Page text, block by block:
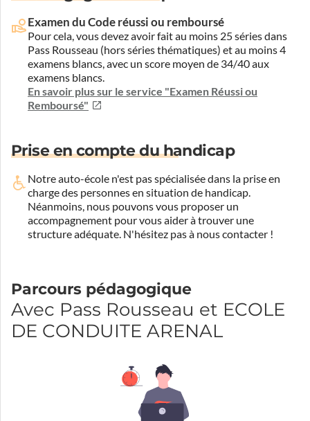
Examen du Code réussi ou remboursé
Pour cela, vous devez avoir fait au moins 25 séries dans
Pass Rousseau (hors séries thématiques) et au moins 4
examens blancs, avec un score moyen de 34/40 aux
examens blancs.
En savoir plus sur le service "Examen Réussi ou
Remboursé"
Prise en compte du handicap
Notre auto-école n'est pas spécialisée dans la prise en
charge des personnes en situation de handicap.
Néanmoins, nous pouvons vous proposer un
accompagnement pour vous aider à trouver une
structure adéquate. N'hésitez pas à nous contacter !
Parcours pédagogique
Avec Pass Rousseau et ECOLE
DE CONDUITE ARENAL